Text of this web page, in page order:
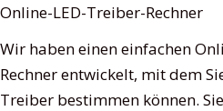
Online-LED-Treiber-Rechner
Wir haben einen einfachen
Rechner entwickelt, mit dem
Treiber bestimmen können.